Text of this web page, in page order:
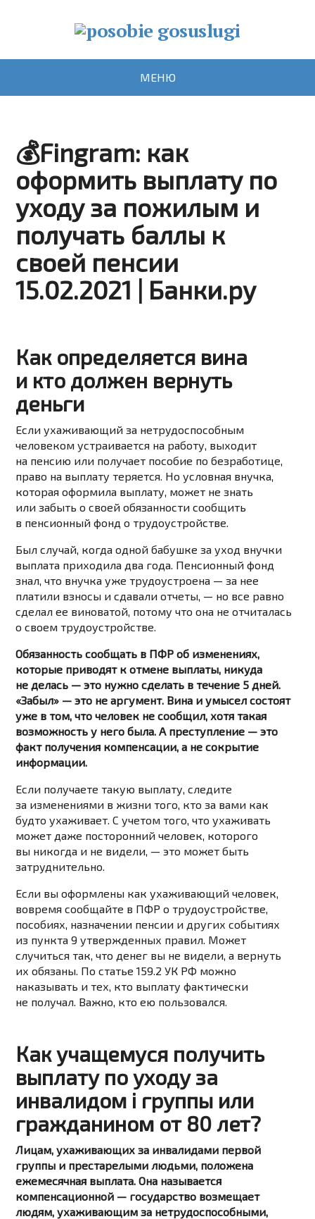
МЕНЮ
💰Fingram: как
оформить выплату по
уходу за пожилым и
получать баллы к
своей пенсии
15.02.2021 | Банки.ру
Как определяется вина
и кто должен вернуть
деньги
Если ухаживающий за нетрудоспособным
человеком устраивается на работу, выходит
на пенсию или получает пособие по безработице,
право на выплату теряется. Но условная внучка,
которая оформила выплату, может не знать
или забыть о своей обязанности сообщить
в пенсионный фонд о трудоустройстве.
Был случай, когда одной бабушке за уход внучки
выплата приходила два года. Пенсионный фонд
знал, что внучка уже трудоустроена — за нее
платили взносы и сдавали отчеты, — но все равно
сделал ее виноватой, потому что она не отчиталась
о своем трудоустройстве.
Обязанность сообщать в ПФР об изменениях,
которые приводят к отмене выплаты, никуда
не делась — это нужно сделать в течение 5 дней.
«Забыл» — это не аргумент. Вина и умысел состоят
уже в том, что человек не сообщил, хотя такая
возможность у него была. А преступление — это
факт получения компенсации, а не сокрытие
информации.
Если получаете такую выплату, следите
за изменениями в жизни того, кто за вами как
будто ухаживает. С учетом того, что ухаживать
может даже посторонний человек, которого
вы никогда и не видели, — это может быть
затруднительно.
Если вы оформлены как ухаживающий человек,
вовремя сообщайте в ПФР о трудоустройстве,
пособиях, назначении пенсии и других событиях
из пункта 9 утвержденных правил. Может
случиться так, что денег вы не видели, а вернуть
их обязаны. По статье 159.2 УК РФ можно
наказывать и тех, кто выплату фактически
не получал. Важно, кто ею пользовался.
Как учащемуся получить
выплату по уходу за
инвалидом i группы или
гражданином от 80 лет?
Лицам, ухаживающих за инвалидами первой
группы и престарелыми людьми, положена
ежемесячная выплата. Она называется
компенсационной — государство возмещает
людям, ухаживающим за нетрудоспособными,